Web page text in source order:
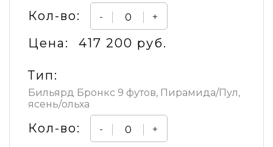
Кол-во: - +
Цена: 417 200 руб.
Тип:
Бильярд Бронкс 9 футов, Пирамида/Пул,
ясень/ольха
Кол-во: - +